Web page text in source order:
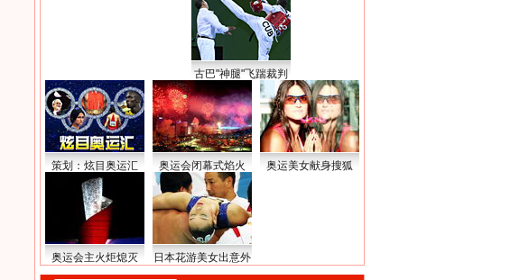
古巴"神腿"飞踹裁判
策划：炫目奥运汇 奥运会闭幕式焰火 奥运美女献身搜狐
奥运会主火炬熄灭 日本花游美女出意外